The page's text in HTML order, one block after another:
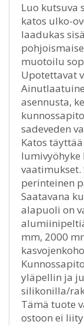
Luo kutsuva
katos ulko-
laadukas
muotoilu
Upotettavat
asennusta,
sadeveden
Katos
lumivyöhyke
vaatimukset.
perinteinen
Saatavana
alapuoli on
mm, 2000
yläpellin ja
silikonilla/
Tämä tuote
ostoon ei